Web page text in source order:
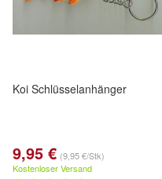
Koi Schlüsselanhänger
9,95 € (9,95 €/Stk)
Kostenloser Versand